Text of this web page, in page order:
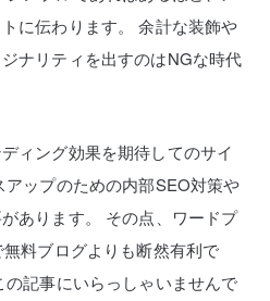
に伝わります。
余計な装飾や
ナリティを出すのはNGな時代
ィング効果を期待してのサイ
アップのための内部SEO対策や
あります。
その点、ワードプ
料ブログよりも断然有利で
の記事にいらっしゃいませんで